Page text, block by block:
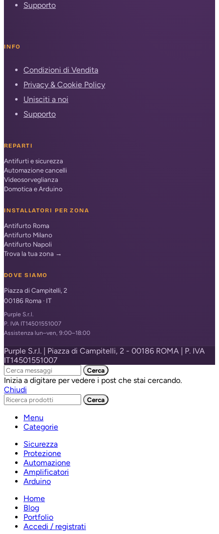
Supporto
INFO
Condizioni di Vendita
Privacy & Cookie Policy
Unisciti a noi
Supporto
REPARTI
Antifurti e sicurezza
Automazione cancelli
Videosorveglianza
Domotica e Arduino
INSTALLATORI PER ZONA
Antifurto Roma
Antifurto Milano
Antifurto Napoli
Trova la tua zona →
DOVE SIAMO
Piazza di Campitelli, 2
00186 Roma · IT
Purple S.r.l.
P. IVA IT14501551007
Assistenza lun–ven, 9:00–18:00
Purple S.r.l. | Piazza di Campitelli, 2 - 00186 ROMA | P. IVA
IT14501551007
Cerca
Inizia a digitare per vedere i post che stai cercando.
Chiudi
Cerca
Menu
Categorie
Sicurezza
Protezione
Automazione
Amplificatori
Arduino
Home
Blog
Portfolio
Accedi / registrati